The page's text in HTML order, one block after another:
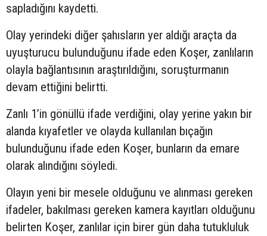
sapladığını kaydetti.
Olay yerindeki diğer şahısların yer aldığı araçta da
uyuşturucu bulunduğunu ifade eden Koşer, zanlıların
olayla bağlantısının araştırıldığını, soruşturmanın
devam ettiğini belirtti.
Zanlı 1’in gönüllü ifade verdiğini, olay yerine yakın bir
alanda kıyafetler ve olayda kullanılan bıçağın
bulunduğunu ifade eden Koşer, bunların da emare
olarak alındığını söyledi.
Olayın yeni bir mesele olduğunu ve alınması gereken
ifadeler, bakılması gereken kamera kayıtları olduğunu
belirten Koşer, zanlılar için birer gün daha tutukluluk